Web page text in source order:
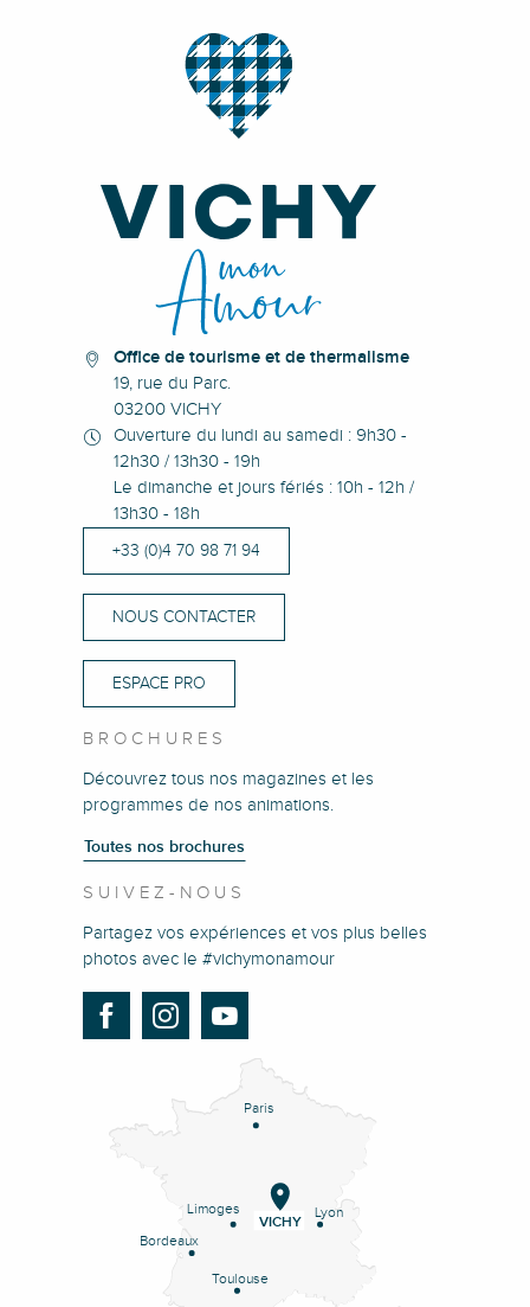
Résidence seniors Nohée
Résidence et Services Séniors L’Orée des Thermes
Résidence Desroziers
Brit Hôtel Le Parc Vichy
Résidence Bains Callou
Office de tourisme et de thermalisme
19, rue du Parc.
03200 VICHY
Ouverture du lundi au samedi : 9h30 -
12h30 / 13h30 - 19h
Le dimanche et jours fériés : 10h - 12h /
13h30 - 18h
+33 (0)4 70 98 71 94
NOUS CONTACTER
ESPACE PRO
BROCHURES
Découvrez tous nos magazines et les
programmes de nos animations.
Toutes nos brochures
SUIVEZ-NOUS
Partagez vos expériences et vos plus belles
photos avec le #vichymonamour
Paris
Lyon
Limoges
Bordeaux
Toulouse
VICHY